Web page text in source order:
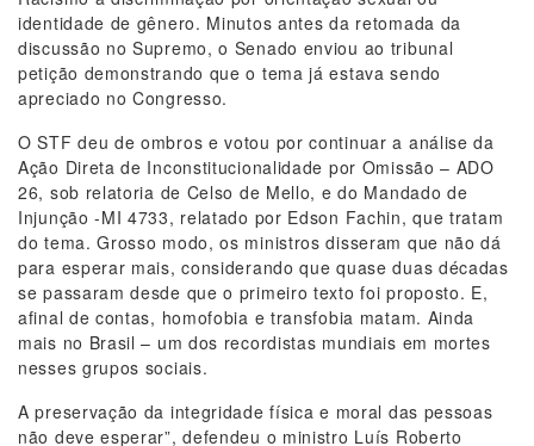
identidade de gênero. Minutos antes da retomada da
discussão no Supremo, o Senado enviou ao tribunal
petição demonstrando que o tema já estava sendo
apreciado no Congresso.
O STF deu de ombros e votou por continuar a análise da
Ação Direta de Inconstitucionalidade por Omissão – ADO
26, sob relatoria de Celso de Mello, e do Mandado de
Injunção -MI 4733, relatado por Edson Fachin, que tratam
do tema. Grosso modo, os ministros disseram que não dá
para esperar mais, considerando que quase duas décadas
se passaram desde que o primeiro texto foi proposto. E,
afinal de contas, homofobia e transfobia matam. Ainda
mais no Brasil – um dos recordistas mundiais em mortes
nesses grupos sociais.
A preservação da integridade física e moral das pessoas
não deve esperar”, defendeu o ministro Luís Roberto